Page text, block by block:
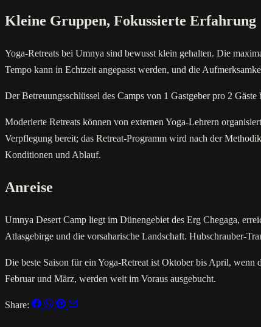
Kleine Gruppen, Fokussierte Erfahrung
Yoga-Retreats bei Umnya sind bewusst klein gehalten. Die
Tempo kann in Echtzeit angepasst werden, und die
Der Betreuungsschlüssel des Camps von 1 Gastgeber pro 2
Moderierte Retreats können von externen Yoga-Lehrern
Verpflegung bereit; das Retreat-Programm wird nach der
Konditionen und Ablauf.
Anreise
Umnya Desert Camp liegt im Dünengebiet des Erg Chegaga,
Atlasgebirge und die vorsaharische Landschaft. Hubschrauber-
Die beste Saison für ein Yoga-Retreat ist Oktober bis April, wenn
Februar und März, werden weit im Voraus ausgebucht.
Share: